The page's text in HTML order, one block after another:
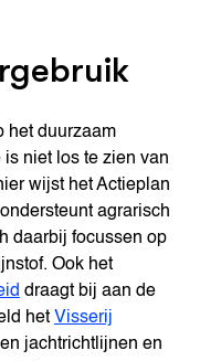
het duurzaam
niet los te zien van
wijst het Actieplan
agrarisch
daarbij focussen op
Ook het
draagt bij aan de
het Visserij
jachtrichtlijnen en